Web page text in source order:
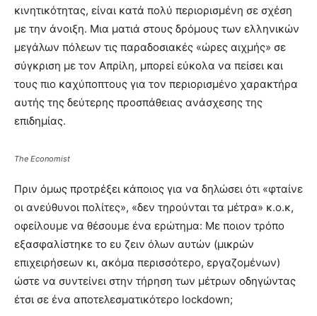
κινητικότητας, είναι κατά πολύ περιορισμένη σε σχέση
με την άνοιξη. Μια ματιά στους δρόμους των ελληνικών
μεγάλων πόλεων τις παραδοσιακές «ώρες αιχμής» σε
σύγκριση με τον Απρίλη, μπορεί εύκολα να πείσει και
τους πιο καχύποπτους για τον περιορισμένο χαρακτήρα
αυτής της δεύτερης προσπάθειας ανάσχεσης της
επιδημίας.
The Economist
Πριν όμως προτρέξει κάποιος για να δηλώσει ότι «φταίνε
οι ανεύθυνοι πολίτες», «δεν τηρούνται τα μέτρα» κ.ο.κ,
οφείλουμε να θέσουμε ένα ερώτημα: Με ποιον τρόπο
εξασφαλίστηκε το ευ ζειν όλων αυτών (μικρών
επιχειρήσεων κι, ακόμα περισσότερο, εργαζομένων)
ώστε να συντείνει στην τήρηση των μέτρων οδηγώντας
έτσι σε ένα αποτελεσματικότερο lockdown;